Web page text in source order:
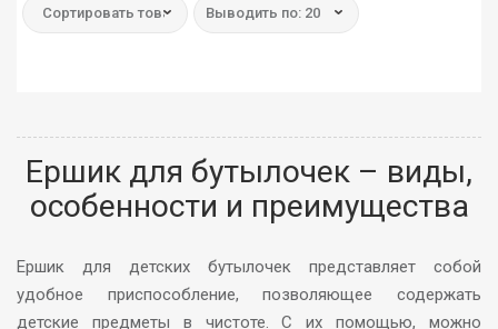
Сортировать товар: Выводить по: 20
Ершик для бутылочек – виды,
особенности и преимущества
Ершик для детских бутылочек представляет собой
удобное приспособление, позволяющее содержать
детские предметы в чистоте. С их помощью, можно